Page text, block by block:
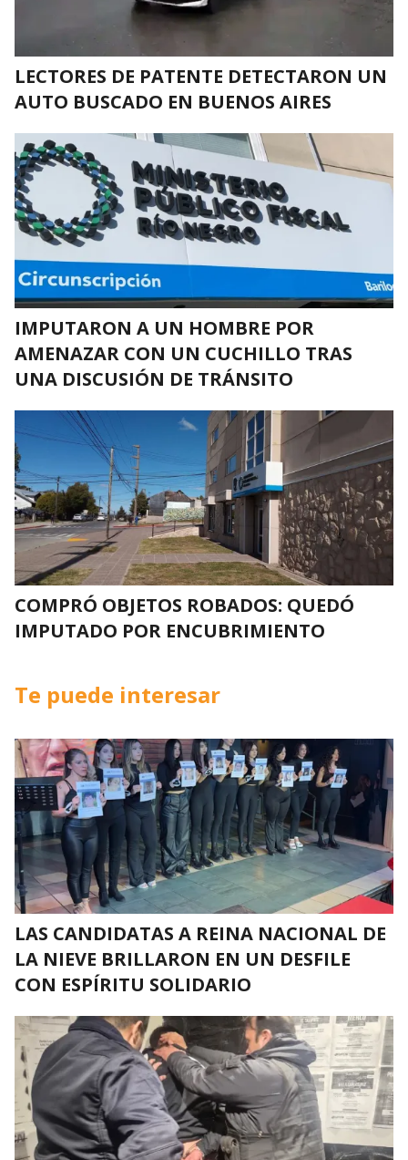
LECTORES DE PATENTE DETECTARON UN
AUTO BUSCADO EN BUENOS AIRES
IMPUTARON A UN HOMBRE POR
AMENAZAR CON UN CUCHILLO TRAS
UNA DISCUSIÓN DE TRÁNSITO
COMPRÓ OBJETOS ROBADOS: QUEDÓ
IMPUTADO POR ENCUBRIMIENTO
Te puede interesar
LAS CANDIDATAS A REINA NACIONAL DE
LA NIEVE BRILLARON EN UN DESFILE
CON ESPÍRITU SOLIDARIO